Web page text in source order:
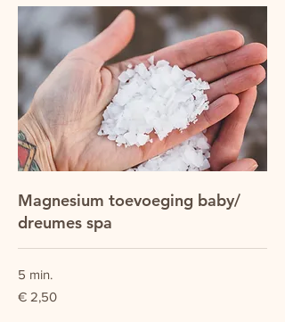
Magnesium toevoeging baby/
dreumes spa
5 min.
2,50
euro
€ 2,50